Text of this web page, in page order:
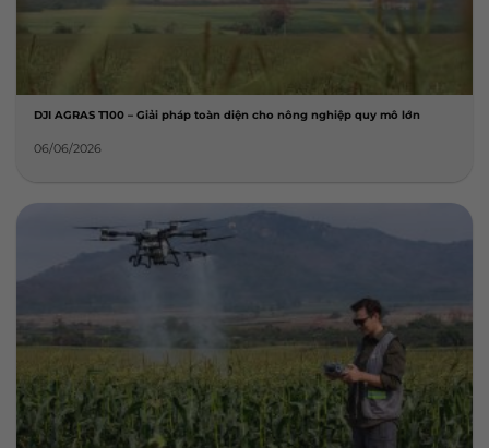
DJI AGRAS T100 – Giải pháp toàn diện cho nông nghiệp quy mô lớn
06/06/2026